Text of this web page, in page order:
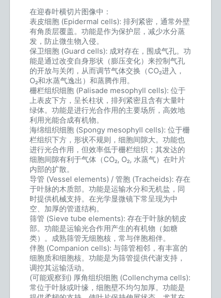
在迎春叶横切片图像中：
表皮细胞 (Epidermal cells): 排列紧密，通常外壁
有角质层覆盖。功能是作为保护层，减少水分蒸
发，防止微生物入侵。
保卫细胞 (Guard cells): 成对存在，围成气孔。功
能是通过改变自身形状（膨压变化）来控制气孔
的开放与关闭，从而调节气体交换（CO₂进入，
O₂和水蒸气逸出）和蒸腾作用。
栅栏组织细胞 (Palisade mesophyll cells): 位于
上表皮下方，呈长柱状，排列紧密且含有大量叶
绿体。功能是进行光合作用的主要场所，高效地
利用光能合成有机物。
海绵组织细胞 (Spongy mesophyll cells): 位于栅
栏组织下方，形状不规则，细胞间隙大。功能也
进行光合作用，但效率低于栅栏组织；其发达的
细胞间隙有利于气体（CO₂, O₂, 水蒸气）在叶片
内部的扩散。
导管 (Vessel elements) / 管胞 (Tracheids): 存在
于叶脉的木质部。功能是运输水分和无机盐，同
时提供机械支持。在光学显微镜下常呈现为中
空、加厚的管道结构。
筛管 (Sieve tube elements): 存在于叶脉的韧皮
部。功能是运输光合作用产生的有机物（如糖
类）。成熟筛管无细胞核，常与伴胞相伴。
伴胞 (Companion cells): 与筛管相邻，有丰富的
细胞质和细胞核。功能是为筛管提供代谢支持，
调控其运输活动。
(可能观察到) 厚角组织细胞 (Collenchyma cells):
常位于叶脉或叶缘，细胞壁不均匀加厚。功能是